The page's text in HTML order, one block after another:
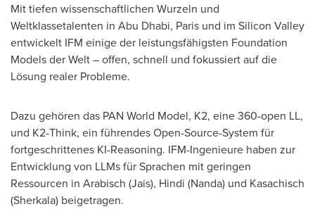
Mit tiefen wissenschaftlichen Wurzeln und
Weltklassetalenten in Abu Dhabi, Paris und im Silicon Valley
entwickelt IFM einige der leistungsfähigsten Foundation
Models der Welt – offen, schnell und fokussiert auf die
Lösung realer Probleme.
Dazu gehören das PAN World Model, K2, eine 360-open LL,
und K2-Think, ein führendes Open-Source-System für
fortgeschrittenes KI-Reasoning. IFM-Ingenieure haben zur
Entwicklung von LLMs für Sprachen mit geringen
Ressourcen in Arabisch (Jais), Hindi (Nanda) und Kasachisch
(Sherkala) beigetragen.